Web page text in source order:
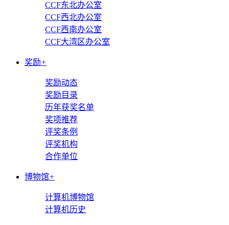
CCF东北办公室
CCF西北办公室
CCF西南办公室
CCF大湾区办公室
奖励+
奖励动态
奖励目录
历年获奖名单
奖项推荐
评奖条例
评奖机构
合作单位
博物馆+
计算机博物馆
计算机历史